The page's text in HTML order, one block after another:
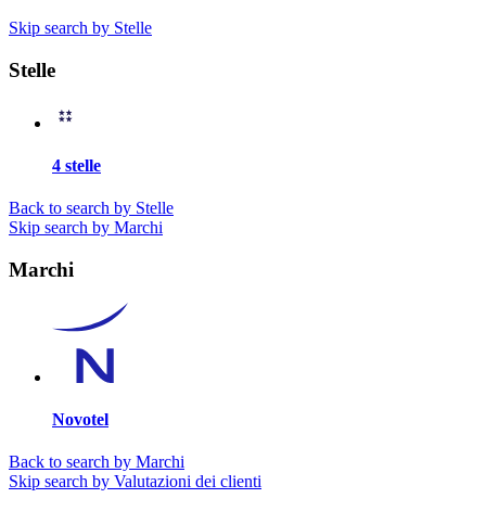
Skip search by Stelle
Stelle
4 stelle
Back to search by Stelle
Skip search by Marchi
Marchi
Novotel
Back to search by Marchi
Skip search by Valutazioni dei clienti